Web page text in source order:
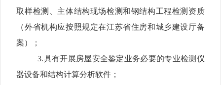
取样检测、主体结构现场检测和钢结构工程检测资质
（外省机构应按照规定在江苏省住房和城乡建设厅备
案）；
3.具有开展房屋安全鉴定业务必要的专业检测仪
器设备和结构计算分析软件；